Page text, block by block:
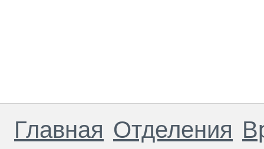
Главная Отделения